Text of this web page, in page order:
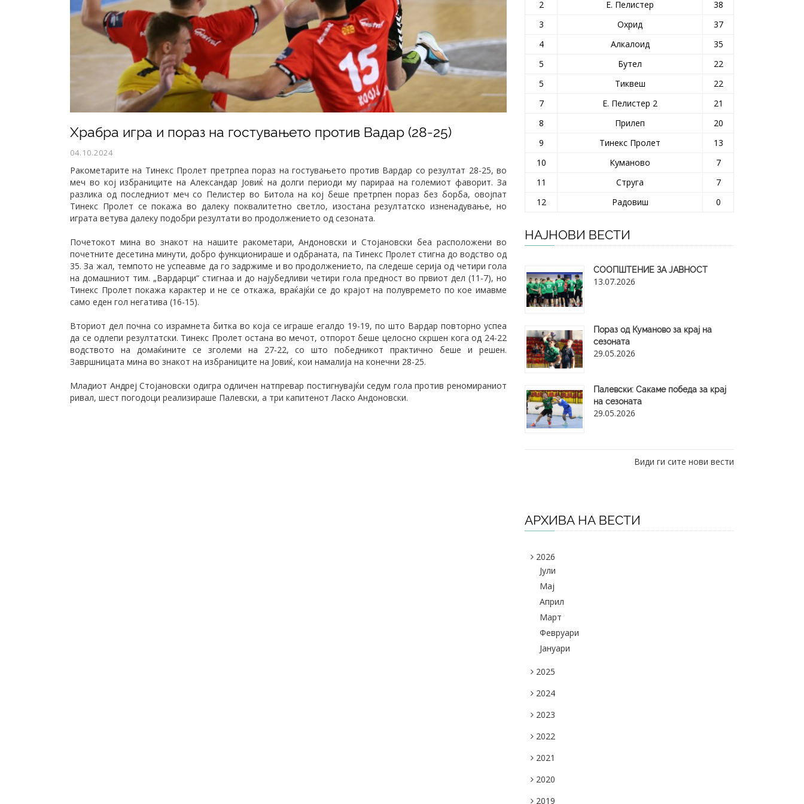
Храбра игра и пораз на гостувањето против Вадар (28-25)
04.10.2024
Ракометарите на Тинекс Пролет претрпеа пораз на гостувањето против Вардар со резултат 28-25, во
меч во кој избраниците на Александар Јовиќ на долги периоди му парираа на големиот фаворит. За
разлика од последниот меч со Пелистер во Битола на кој беше претрпен пораз без борба, овојпат
Тинекс Пролет се покажа во далеку поквалитетно светло, изостана резултатско изненадување, но
играта ветува далеку подобри резултати во продолжението од сезоната.
Почетокот мина во знакот на нашите ракометари, Андоновски и Стојановски беа расположени во
почетните десетина минути, добро функционираше и одбраната, па Тинекс Пролет стигна до водство од
35. За жал, темпото не успеавме да го задржиме и во продолжението, па следеше серија од четири гола
на домашниот тим. „Вардарци“ стигнаа и до најубедливи четири гола предност во првиот дел (11-7), но
Тинекс Пролет покажа карактер и не се откажа, враќајќи се до крајот на полувремето по кое имавме
само еден гол негатива (16-15).
Вториот дел почна со израмнета битка во која се играше егалдо 19-19, по што Вардар повторно успеа
да се одлепи резултатски. Тинекс Пролет остана во мечот, отпорот беше целосно скршен кога од 24-22
водството на домаќините се зголеми на 27-22, со што победникот практично беше и решен.
Завршницата мина во знакот на избраниците на Јовиќ, кои намалија на конечни 28-25.
Младиот Андреј Стојановски одигра одличен натпревар постигнувајќи седум гола против реномираниот
ривал, шест погодоци реализираше Палевски, а три капитенот Ласко Андоновски.
2 Е. Пелистер
38
3
Охрид
37
4
Алкалоид
35
5
Бутел
22
5
Тиквеш
22
7
Е. Пелистер 2
21
8
Прилеп
20
9
Тинекс Пролет
13
10
Куманово
7
11
Струга
7
12
Радовиш 0
НАЈНОВИ ВЕСТИ
СООПШТЕНИЕ ЗА ЈАВНОСТ
13.07.2026
Пораз од Куманово за крај на
сезоната
29.05.2026
​Палевски: Сакаме победа за крај
на сезоната
29.05.2026
Види ги сите нови вести
АРХИВА НА ВЕСТИ
2026
Јули
Maj
Април
Март
Февруари
Јануари
2025
2024
2023
2022
2021
2020
2019